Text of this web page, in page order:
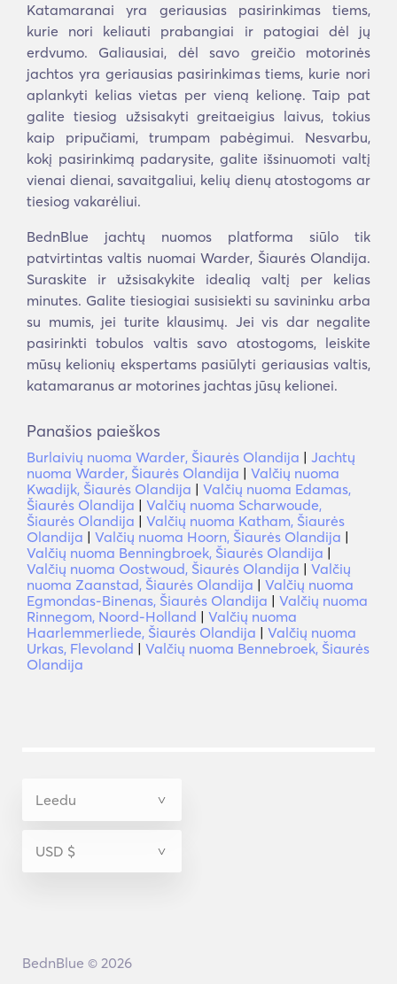
Katamaranai yra geriausias pasirinkimas tiems,
kurie nori keliauti prabangiai ir patogiai dėl jų
erdvumo. Galiausiai, dėl savo greičio motorinės
jachtos yra geriausias pasirinkimas tiems, kurie nori
aplankyti kelias vietas per vieną kelionę. Taip pat
galite tiesiog užsisakyti greitaeigius laivus, tokius
kaip pripučiami, trumpam pabėgimui. Nesvarbu,
kokį pasirinkimą padarysite, galite išsinuomoti valtį
vienai dienai, savaitgaliui, kelių dienų atostogoms ar
tiesiog vakarėliui.
BednBlue jachtų nuomos platforma siūlo tik
patvirtintas valtis nuomai Warder, Šiaurės Olandija.
Suraskite ir užsisakykite idealią valtį per kelias
minutes. Galite tiesiogiai susisiekti su savininku arba
su mumis, jei turite klausimų. Jei vis dar negalite
pasirinkti tobulos valtis savo atostogoms, leiskite
mūsų kelionių ekspertams pasiūlyti geriausias valtis,
katamaranus ar motorines jachtas jūsų kelionei.
Panašios paieškos
Burlaivių nuoma Warder, Šiaurės Olandija | Jachtų
nuoma Warder, Šiaurės Olandija | Valčių nuoma
Kwadijk, Šiaurės Olandija | Valčių nuoma Edamas,
Šiaurės Olandija | Valčių nuoma Scharwoude,
Šiaurės Olandija | Valčių nuoma Katham, Šiaurės
Olandija | Valčių nuoma Hoorn, Šiaurės Olandija |
Valčių nuoma Benningbroek, Šiaurės Olandija |
Valčių nuoma Oostwoud, Šiaurės Olandija | Valčių
nuoma Zaanstad, Šiaurės Olandija | Valčių nuoma
Egmondas-Binenas, Šiaurės Olandija | Valčių nuoma
Rinnegom, Noord-Holland | Valčių nuoma
Haarlemmerliede, Šiaurės Olandija | Valčių nuoma
Urkas, Flevoland | Valčių nuoma Bennebroek, Šiaurės
Olandija
BednBlue © 2026